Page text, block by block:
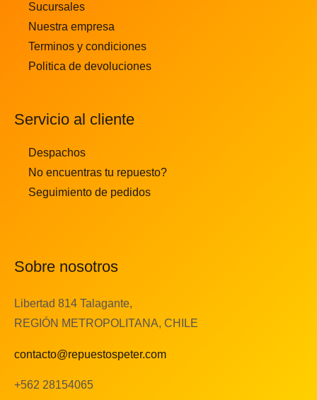
Sucursales
Nuestra empresa
Terminos y condiciones
Politica de devoluciones
Servicio al cliente
Despachos
No encuentras tu repuesto?
Seguimiento de pedidos
Sobre nosotros
Libertad 814 Talagante,
REGIÓN METROPOLITANA, CHILE
contacto@repuestospeter.com
+562 28154065